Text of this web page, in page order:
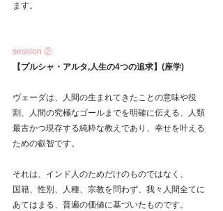
ます。
session ②
【プルシャ・アルタ,人生の4つの追求】(座学)
ヴェーダは、人間の生まれてきたことの意味や役
割、人間の究極なゴールまでを明確に伝える、人類
最古かつ現存する純粋な教えであり、幸せを叶える
ための叡智です。
それは、インド人のためだけのものではなく、
国籍、性別、人種、宗教を問わず、我々人間全てに
あてはまる、普遍の価値に基づいたものです。